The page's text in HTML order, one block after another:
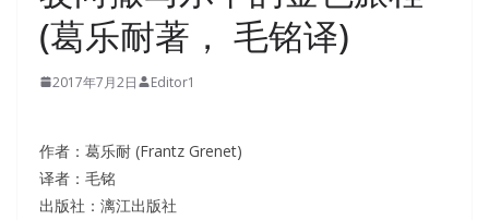
(葛乐耐著， 毛铭译)
2017年7月2日 Editor1
作者：葛乐耐 (Frantz Grenet)
译者：毛铭
出版社：漓江出版社